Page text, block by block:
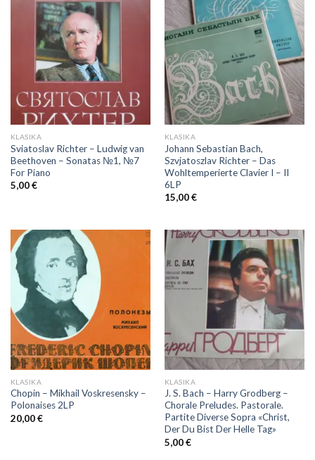
KLASIKA
Sviatoslav Richter – Ludwig van
Beethoven – Sonatas №1, №7
For Piano
5,00€
KLASIKA
Johann Sebastian Bach,
Szvjatoszlav Richter – Das
Wohltemperierte Clavier I – II
6LP
15,00€
KLASIKA
Chopin – Mikhail Voskresensky –
Polonaises 2LP
20,00€
KLASIKA
J. S. Bach – Harry Grodberg –
Chorale Preludes. Pastorale.
Partite Diverse Sopra «Christ,
Der Du Bist Der Helle Tag»
5,00€